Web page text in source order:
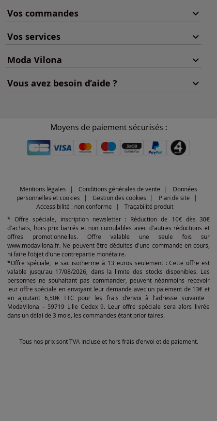
Vos commandes
Vos services
Moda Vilona
Vous avez besoin d’aide ?
Moyens de paiement sécurisés :
Mentions légales Conditions générales de vente
Données
personnelles et cookies
Gestion des cookies
Plan de site
Accessibilité : non conforme
Traçabilité produit
* Offre spéciale, inscription newsletter : Réduction de 10€ dès 30€
d'achats, hors prix barrés et non cumulables avec d'autres réductions et
offres promotionnelles. Offre valable une seule fois sur
www.modavilona.fr. Ne peuvent être déduites d'une commande en cours,
ni faire l'objet d'une contrepartie monétaire.
*Offre spéciale, le sac isotherme à 13 euros seulement : Cette offre est
valable jusqu'au 17/08/2026, dans la limite des stocks disponibles. Les
personnes ne souhaitant pas commander, peuvent néanmoins recevoir
leur offre spéciale en envoyant leur demande avec un paiement de 13€ et
en ajoutant 6,50€ TTC pour les frais d'envoi à l'adresse suivante :
ModaVilona – 59719 Lille Cedex 9. Leur offre spéciale sera alors livrée
dans un délai de 3 mois, les commandes étant prioritaires.
Tous nos prix sont TVA incluse et hors frais d'envoi et de paiement.